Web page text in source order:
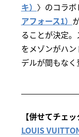
キ） 〉のコラ
アフォース1）
ることが決定
をメゾンがハ
デルが間もなく
【併せてチェッ
LOUIS